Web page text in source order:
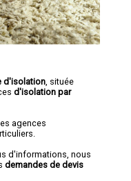
d'isolation , située
d'isolation par
agences
d'informations, nous
demandes de devis